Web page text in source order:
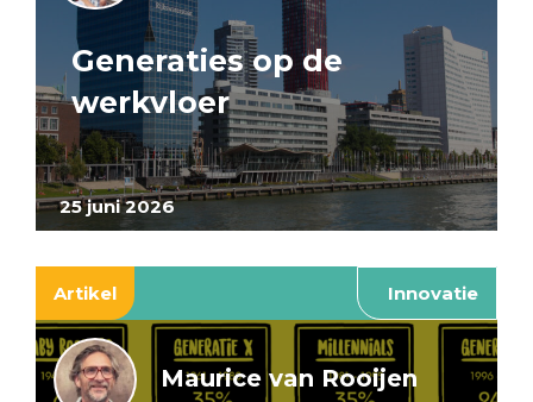
25 juni 2026
Generaties op de
werkvloer
Artikel Innovatie
Maurice van Rooijen